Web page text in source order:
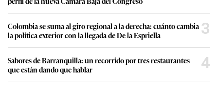
Colombia se suma al giro regional a la derecha: cuánto cambia
la política exterior con la llegada de De la Espriella
3
Sabores de Barranquilla: un recorrido por tres restaurantes
que están dando que hablar
4